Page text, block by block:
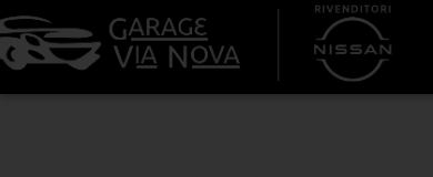
< Torna Indietro